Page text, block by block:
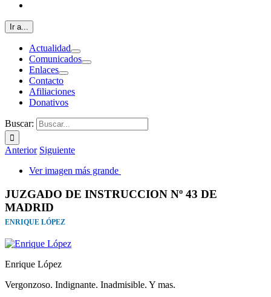
Ir a...
Actualidad
Comunicados
Enlaces
Contacto
Afiliaciones
Donativos
Buscar:
Anterior Siguiente
Ver imagen más grande
JUZGADO DE INSTRUCCION Nº 43 DE
MADRID
ENRIQUE LÓPEZ
Enrique López
Vergonzoso. Indignante. Inadmisible. Y mas.